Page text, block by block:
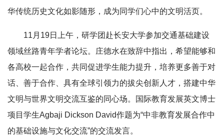
华传统历史文化如影随形，成为同学们心中的文明活页。
11月19日上午，研学团赴长安大学参加交通基础建设
领域丝路青年学者论坛。庄德水在致辞中指出，希望能够和
各高校一起合作，共同促进学生能力提升，培养更多善于对
话、善于合作、具有全球引领力的拔尖创新人才，搭建中华
文明与世界文明交流互鉴的同心场。国际教育发展英文博士
项目学生Agbaji Dickson David作题为“中非教育发展合作中
的基础设施与文化交流”的交流发言。